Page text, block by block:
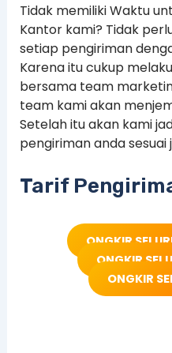
Tidak memiliki Waktu
Kantor kami? Tidak
setiap pengiriman
Karena itu cukup
bersama team
team kami akan
Setelah itu akan kami
pengiriman anda sesuai
Tarif
ONGKIR
ONGKIR
ONGKIR